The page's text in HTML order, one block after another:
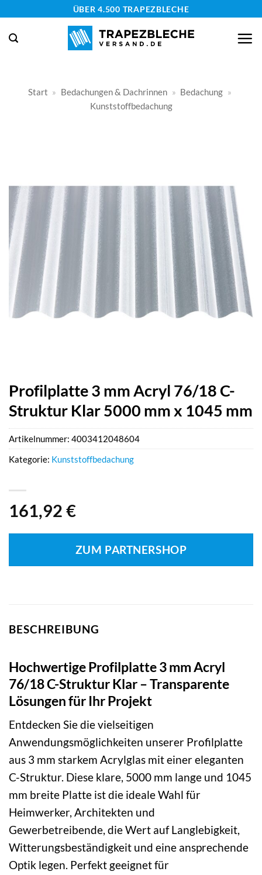
springen
ÜBER 4.500 TRAPEZBLECHE
Start » Bedachungen & Dachrinnen » Bedachung »
Kunststoffbedachung
Profilplatte 3 mm Acryl 76/18 C-
Struktur Klar 5000 mm x 1045 mm
161,92 €
ZUM PARTNERSHOP
Artikelnummer: 4003412048604
Kategorie: Kunststoffbedachung
BESCHREIBUNG
Hochwertige Profilplatte 3 mm Acryl
76/18 C-Struktur Klar – Transparente
Lösungen für Ihr Projekt
Entdecken Sie die vielseitigen
Anwendungsmöglichkeiten unserer Profilplatte
aus 3 mm starkem Acrylglas mit einer eleganten
C-Struktur. Diese klare, 5000 mm lange und 1045
mm breite Platte ist die ideale Wahl für
Heimwerker, Architekten und
Gewerbetreibende, die Wert auf Langlebigkeit,
Witterungsbeständigkeit und eine ansprechende
Optik legen. Perfekt geeignet für